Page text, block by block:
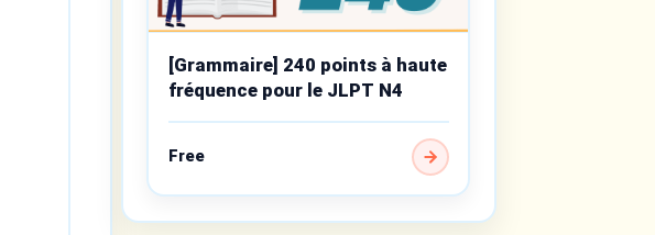
[Grammaire] 240 points à haute
fréquence pour le JLPT N4
Free